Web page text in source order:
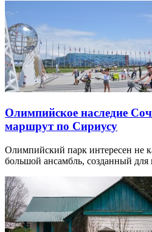
Олимпийское наследие
маршрут по Сириусу
Олимпийский парк интересен не
большой ансамбль, созданный для